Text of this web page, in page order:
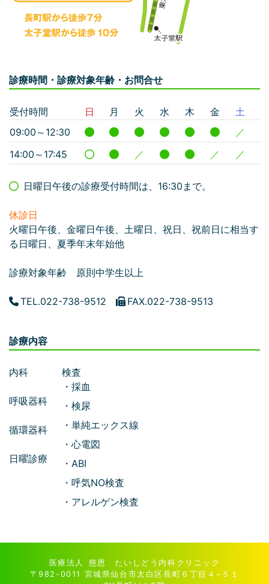
診療時間・診療対象年齢・お問合せ
受付時間 日 月 火 水 木 金
土
09:00～12:30
／
14:00～17:45
／ ／ ／
日曜日午後の診療受付時間は、16:30まで。
休診日
火曜日午後、金曜日午後、土曜日、祝日、祝前日に相当す
る日曜日、夏季年末年始他
診療対象年齢 原則中学生以上
TEL.022-738-9512 FAX.022-738-9513
診療内容
内科
呼吸器科
循環器科
日曜診療
検査
・採血
・検尿
・単純エックス線
・心電図
・ABI
・呼気NO検査
・アレルゲン検査
医療法人 慈恩 たいしどう内科クリニック
〒982-0011 宮城県仙台市太白区長町６丁目４−５１